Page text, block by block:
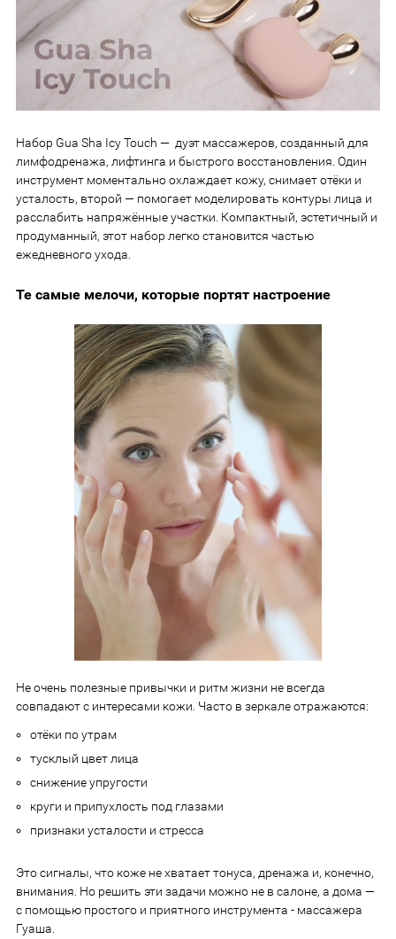
Набор Gua Sha Icy Touch — дуэт массажеров, созданный для
лимфодренажа, лифтинга и быстрого восстановления. Один
инструмент моментально охлаждает кожу, снимает отёки и
усталость, второй — помогает моделировать контуры лица и
расслабить напряжённые участки. Компактный, эстетичный и
продуманный, этот набор легко становится частью
ежедневного ухода.
Те самые мелочи, которые портят настроение
Не очень полезные привычки и ритм жизни не всегда
совпадают с интересами кожи. Часто в зеркале отражаются:
отёки по утрам
тусклый цвет лица
снижение упругости
круги и припухлость под глазами
признаки усталости и стресса
Это сигналы, что коже не хватает тонуса, дренажа и, конечно,
внимания. Но решить эти задачи можно не в салоне, а дома —
с помощью простого и приятного инструмента - массажера
Гуаша.